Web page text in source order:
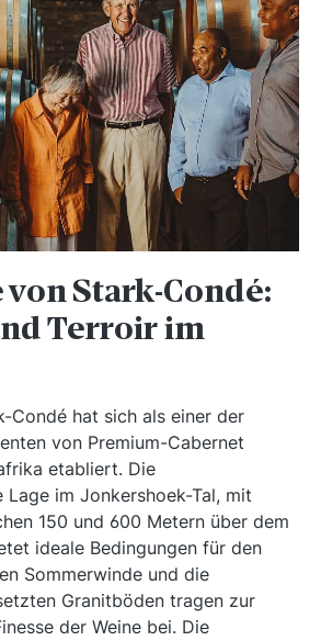
von Stark-Condé:
Terroir im
Condé hat sich als einer der
von Premium-Cabernet
etabliert. Die
Lage im Jonkershoek-Tal, mit
150 und 600 Metern über dem
ideale Bedingungen für den
Sommerwinde und die
Granitböden tragen zur
der Weine bei. Die